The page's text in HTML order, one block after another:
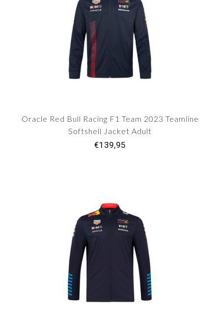
Oracle Red Bull Racing F1 Team 2023 Teamline
Softshell Jacket Adult
€139,95